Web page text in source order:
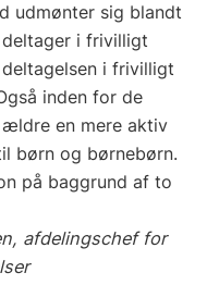
udmønter sig blandt
i frivilligt
i frivilligt
inden for de
en mere aktiv
børn og børnebørn.
på baggrund af to
afdelingschef for